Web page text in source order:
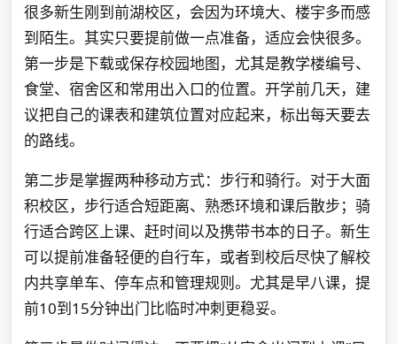
很多新生刚到前湖校区，会因为环境大、楼宇多而感
到陌生。其实只要提前做一点准备，适应会快很多。
第一步是下载或保存校园地图，尤其是教学楼编号、
食堂、宿舍区和常用出入口的位置。开学前几天，建
议把自己的课表和建筑位置对应起来，标出每天要去
的路线。
第二步是掌握两种移动方式：步行和骑行。对于大面
积校区，步行适合短距离、熟悉环境和课后散步；骑
行适合跨区上课、赶时间以及携带书本的日子。新生
可以提前准备轻便的自行车，或者到校后尽快了解校
内共享单车、停车点和管理规则。尤其是早八课，提
前10到15分钟出门比临时冲刺更稳妥。